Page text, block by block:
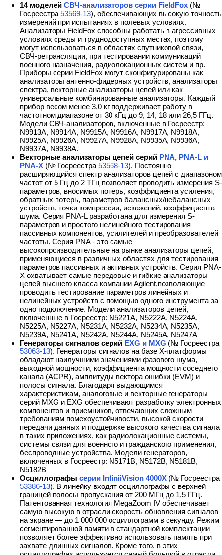
14 моделей СВЧ-анализаторов серии FieldFox (№
Госреестра 53569-13), обеспечивающих высокую точность
измерений при испытаниях в полевых условиях.
Анализаторы FieldFox способны работать в агрессивных
условиях среды и труднодоступных местах, поэтому
могут использоваться в областях спутниковой связи,
СВЧ-ретрансляции, при тестировании коммуникаций
военного назначения, радиолокационных систем и пр.
Приборы серии FieldFox могут сконфигурированы как
анализаторы антенно-фидерных устройств, анализаторы
спектра, векторные анализаторы цепей или как
универсальные комбинированные анализаторы. Каждый
прибор весом менее 3,0 кг поддерживает работу в
частотном диапазоне от 30 кГц до 9, 14, 18 или 26,5 ГГц.
Модели СВЧ-анализаторов, включенные в Госреестр:
N9913A, N9914A, N9915A, N9916A, N9917A, N9918A,
N9925A, N9926A, N9927A, N9928A, N9935A, N9936A,
N9937A, N9938A.
Векторные анализаторы цепей серий PNA, PNA-L и
PNA-X (№ Госреестра 53568-13). Постоянно
расширяющийся спектр анализаторов цепей с диапазоном
частот от 5 Гц до 2 ТГц позволяет проводить измерения S-
параметров, вносимых потерь, коэффициента усиления,
обратных потерь, параметров балансных/небалансных
устройств, точки компрессии, искажений, коэффициента
шума. Серия PNA-L разработана для измерения S-
параметров и простого нелинейного тестирования
пассивных компонентов, усилителей и преобразователей
частоты. Серия PNA - это самые
высокопроизводительные на рынке анализаторы цепей,
применяющиеся в различных областях для тестирования
параметров пассивных и активных устройств. Серия PNA-
X охватывает самые передовые и гибкие анализаторы
цепей высшего класса компании Agilent,позволяющие
проводить тестирование параметров линейных и
нелинейных устройств с помощью одного инструмента за
одно подключение. Модели анализаторов цепей,
включенные в Госреестр: N5221A, N5222A, N5224A,
N5225A, N5227A, N5231A, N5232A, N5234A, N5235A,
N5239A, N5241А, N5242А, N5244A, N5245А, N5247A
Генераторы сигналов серий EXG и MXG (№ Госреестра
53063-13). Генераторы сигналов на базе X-платформы
обладают наилучшими значениями фазового шума,
выходной мощности, коэффициента мощности соседнего
канала (ACPR), амплитуды вектора ошибки (EVM) и
полосы сигнала. Благодаря выдающимся
характеристикам, аналоговые и векторные генераторы
серий MXG и EXG обеспечивают разработку электронных
компонентов и приемников, отвечающих сложным
требованиям помехоустойчивости, высокой скорости
передачи данных и поддержке высокого качества сигнала
в таких приложениях, как радиолокационные системы,
системы связи для военного и гражданского применения,
беспроводные устройства. Модели генераторов,
включенных в Госреестр: N5171B, N5172B, N5181B,
N5182В
Осциллографы серии InfiniiVision 4000X (№ Госреестра
53386-13). В линейку входят осциллографы с верхней
границей полосы пропускания от 200 МГц до 1,5 ГГц.
Патентованная технология MegaZoom IV обеспечивает
самую высокую в отрасли скорость обновления сигналов
на экране — до 1 000 000 осциллограмм в секунду. Режим
сегментированной памяти в стандартной комплектации
позволяет более эффективно использовать память при
захвате длинных сигналов. Кроме того, в этих